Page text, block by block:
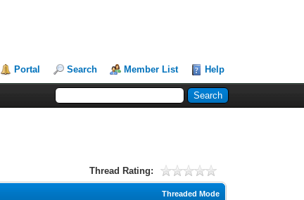
Portal Search Member List Help
Thread Rating:
Threaded Mode